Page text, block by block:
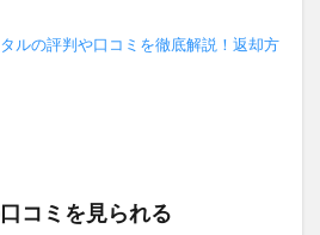
ルの評判や口コミを徹底解説！返却方
コミを見られる